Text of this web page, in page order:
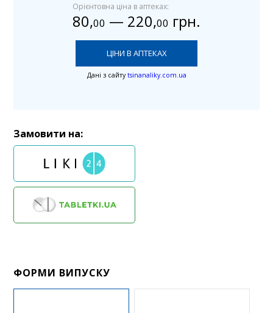
Орієнтовна ціна в аптеках:
80,00 — 220,00 грн.
ЦІНИ В АПТЕКАХ
Дані з сайтуtsinanaliky.com.ua
Замовити на:
ФОРМИ ВИПУСКУ